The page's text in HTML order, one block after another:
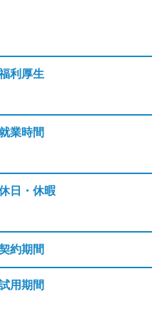
利厚生
業時間
日・休暇
約期間
用期間